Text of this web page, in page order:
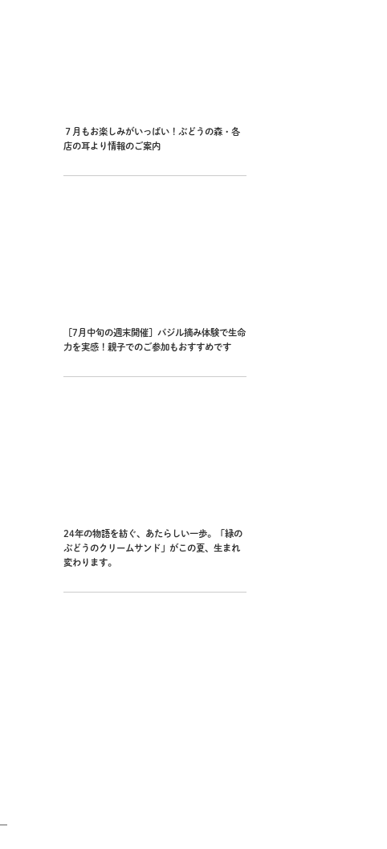
７月もお楽しみがいっぱい！ぶどうの森・各
店の耳より情報のご案内
［7月中旬の週末開催］バジル摘み体験で生命
力を実感！親子でのご参加もおすすめです
24年の物語を紡ぐ、あたらしい一歩。「緑の
ぶどうのクリームサンド」がこの夏、生まれ
変わります。